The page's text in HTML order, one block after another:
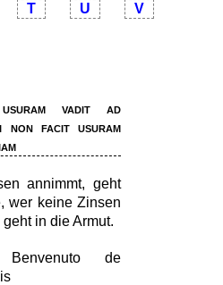
T U V
vadit ad
non facit usuram
annimmt, geht
wer keine Zinsen
in die Armut.
de